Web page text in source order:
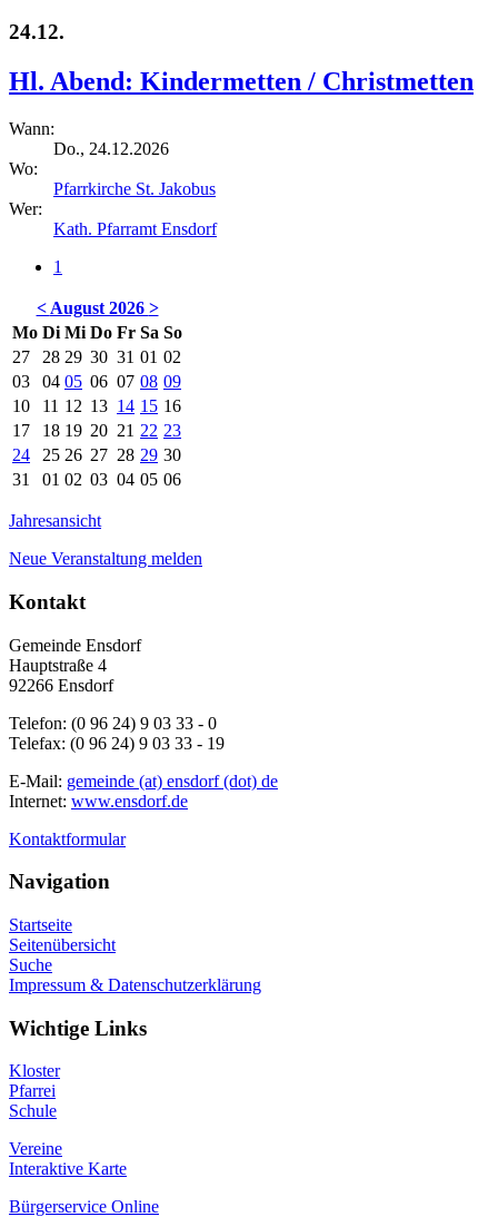
24.12.
Hl. Abend: Kindermetten / Christmetten
Wann:
Do., 24.12.2026
Wo:
Pfarrkirche St. Jakobus
Wer:
Kath. Pfarramt Ensdorf
1
< August 2026 >
Mo Di Mi Do Fr Sa So
27
28 29 30 31 01 02
03
04 05 06 07 08 09
10
11 12 13 14 15 16
17
18 19 20 21 22 23
24
25 26 27 28 29 30
31
01 02 03 04 05 06
Jahresansicht
Neue Veranstaltung melden
Kontakt
Gemeinde Ensdorf
Hauptstraße 4
92266 Ensdorf
Telefon: (0 96 24) 9 03 33 - 0
Telefax: (0 96 24) 9 03 33 - 19
E-Mail: gemeinde (at) ensdorf (dot) de
Internet: www.ensdorf.de
Kontaktformular
Navigation
Startseite
Seitenübersicht
Suche
Impressum & Datenschutzerklärung
Wichtige Links
Kloster
Pfarrei
Schule
Vereine
Interaktive Karte
Bürgerservice Online